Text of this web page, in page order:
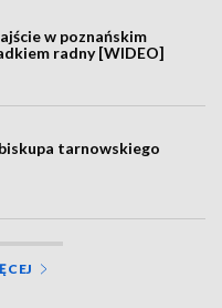
w poznańskim
radny [WIDEO]
tarnowskiego